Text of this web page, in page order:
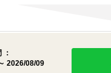
：
2026/08/09